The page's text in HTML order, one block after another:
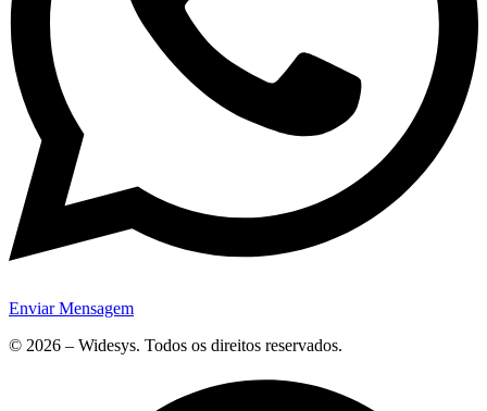
Enviar Mensagem
© 2026 – Widesys. Todos os direitos reservados.